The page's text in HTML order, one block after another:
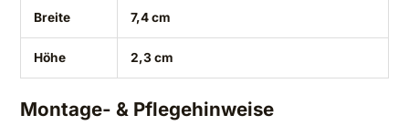
Breite 7,4 cm
Höhe 2,3 cm
Montage- & Pflegehinweise